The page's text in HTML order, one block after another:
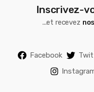
Inscrivez-
...et recevez
Facebook